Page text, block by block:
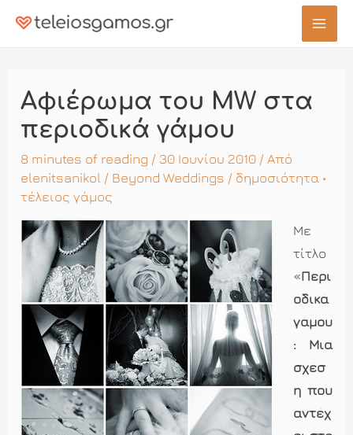
Μετάβαση
στο
Αφιέρωμα του MW στα
περιοδικά γάμου
8 minutes of reading / 30 Ιουνίου 2010 / Από
elenitsanikol / Beyond Weddings / δημοσιότητα •
τέλειος γάμος
Με
τίτλο
«Περι
οδικά
γάμου
: Μια
σχέσ
η που
αντέχ